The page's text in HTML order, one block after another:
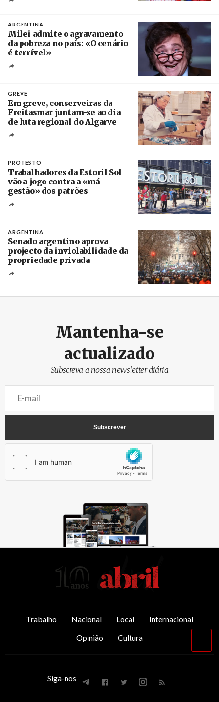
ARGENTINA
Milei admite o agravamento
da pobreza no país: «O cenário
é terrível»
GREVE
Em greve, conserveiras da
Freitasmar juntam-se ao dia
de luta regional do Algarve
PROTESTO
Trabalhadores da Estoril Sol
vão a jogo contra a «má
gestão» dos patrões
ARGENTINA
Senado argentino aprova
projecto da inviolabilidade da
propriedade privada
Mantenha-se
actualizado
Subscreva a nossa newsletter diária
Trabalho Nacional Local
Internacional
Opinião
Cultura
Siga-nos